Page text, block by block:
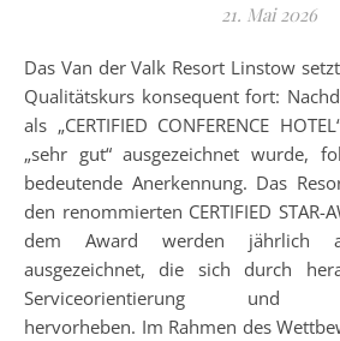
21. Mai 2026
Das Van der Valk Resort Linstow setzt seinen erfolgreichen
Qualitätskurs konsequent fort:
als „CERTIFIED CONFERENCE
„sehr gut“ ausgezeichnet wurde,
bedeutende Anerkennung. Das
den renommierten CERTIFIED
dem Award werden jährlich
ausgezeichnet, die sich durch
Serviceorientierung und
hervorheben. Im Rahmen des